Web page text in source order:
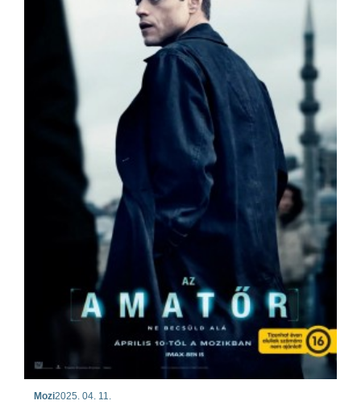
Mozi2025. 04. 11.